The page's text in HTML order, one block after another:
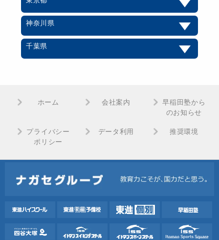
神奈川県
千葉県
ホーム 会社案内
早稲田塾から
のお知らせ
プライバシー
ポリシー
データ利用 推奨環境